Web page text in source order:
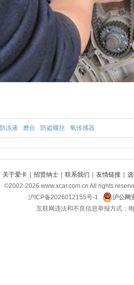
防冻液 磨合 防盗螺丝 氧传感器
关于爱卡 招贤纳士 联系我们 友情链接
©2002-2026 www.xcar.com.cn All rights
沪ICP备2026012155号-1
沪公网
互联网违法和不良信息举报方式：